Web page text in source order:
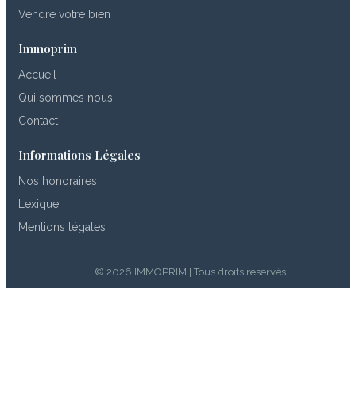
Vendre votre bien
Immoprim
Accueil
Qui sommes nous
Contact
Informations Légales
Nos honoraires
Lexique
Mentions légales
© 2026 IMMOPRIM | Tous droits réservés